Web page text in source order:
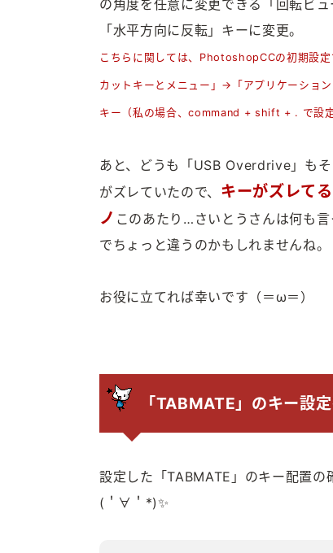
の角度を任意に変更できる「回転ビ
「水平方向に反転」キーに変更。
こちらに関しては、PhotoshopCCの初期設
カットキーとメニュー」→「アプリケーショ
キー（私の場合、command + shift + . で設定
あと、どうも「USB Overdrive」も
がズレていたので、 キーがズレて
ノ このあたり…さいとうさんは何も
でちょっと違うのかもしれませんね。
お役に立てれば幸いです（＝ω＝）
「TABMATE」のキー設
設定した「TABMATE」のキー配置
(＇∀＇*)✨